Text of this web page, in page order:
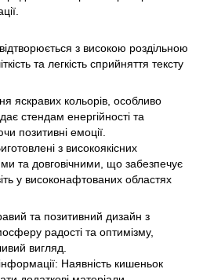
з високою роздільною
та легкість сприйняття тексту
яскравих кольорів, особливо
стендам енергійності та
позитивні емоції.
з високоякісних
та довговічними, що забезпечує
у високонафтованих областях
та позитивний дизайн з
радості та оптимізму,
вигляд.
Наявність кишеньок